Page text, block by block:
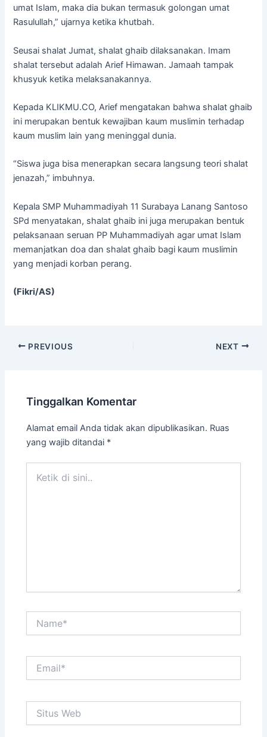
umat Islam, maka dia bukan termasuk golongan umat
Rasulullah,” ujarnya ketika khutbah.
Seusai shalat Jumat, shalat ghaib dilaksanakan. Imam
shalat tersebut adalah Arief Himawan. Jamaah tampak
khusyuk ketika melaksanakannya.
Kepada KLIKMU.CO, Arief mengatakan bahwa shalat ghaib
ini merupakan bentuk kewajiban kaum muslimin terhadap
kaum muslim lain yang meninggal dunia.
“Siswa juga bisa menerapkan secara langsung teori shalat
jenazah,” imbuhnya.
Kepala SMP Muhammadiyah 11 Surabaya Lanang Santoso
SPd menyatakan, shalat ghaib ini juga merupakan bentuk
pelaksanaan seruan PP Muhammadiyah agar umat Islam
memanjatkan doa dan shalat ghaib bagi kaum muslimin
yang menjadi korban perang.
(Fikri/AS)
PREVIOUS NEXT
Tinggalkan Komentar
Alamat email Anda tidak akan dipublikasikan. Ruas
yang wajib ditandai *
Web